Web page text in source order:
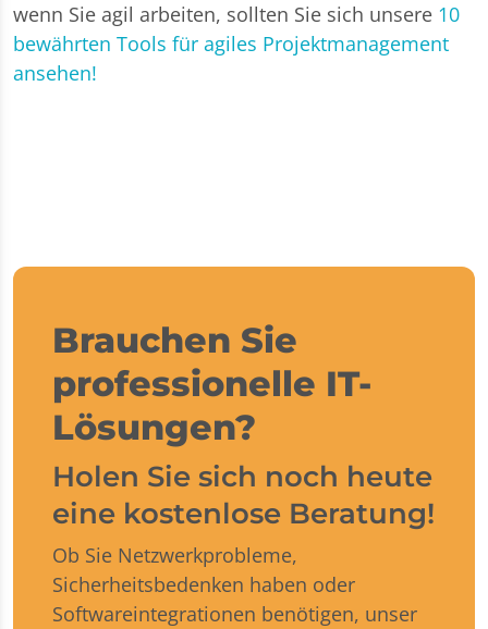
wenn Sie agil arbeiten, sollten Sie sich unsere 10
bewährten Tools für agiles Projektmanagement
ansehen!
Brauchen Sie
professionelle IT-
Lösungen?
Holen Sie sich noch heute
eine kostenlose Beratung!
Ob Sie Netzwerkprobleme,
Sicherheitsbedenken haben oder
Softwareintegrationen benötigen, unser